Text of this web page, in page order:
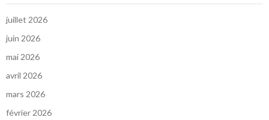
juillet 2026
juin 2026
mai 2026
avril 2026
mars 2026
février 2026